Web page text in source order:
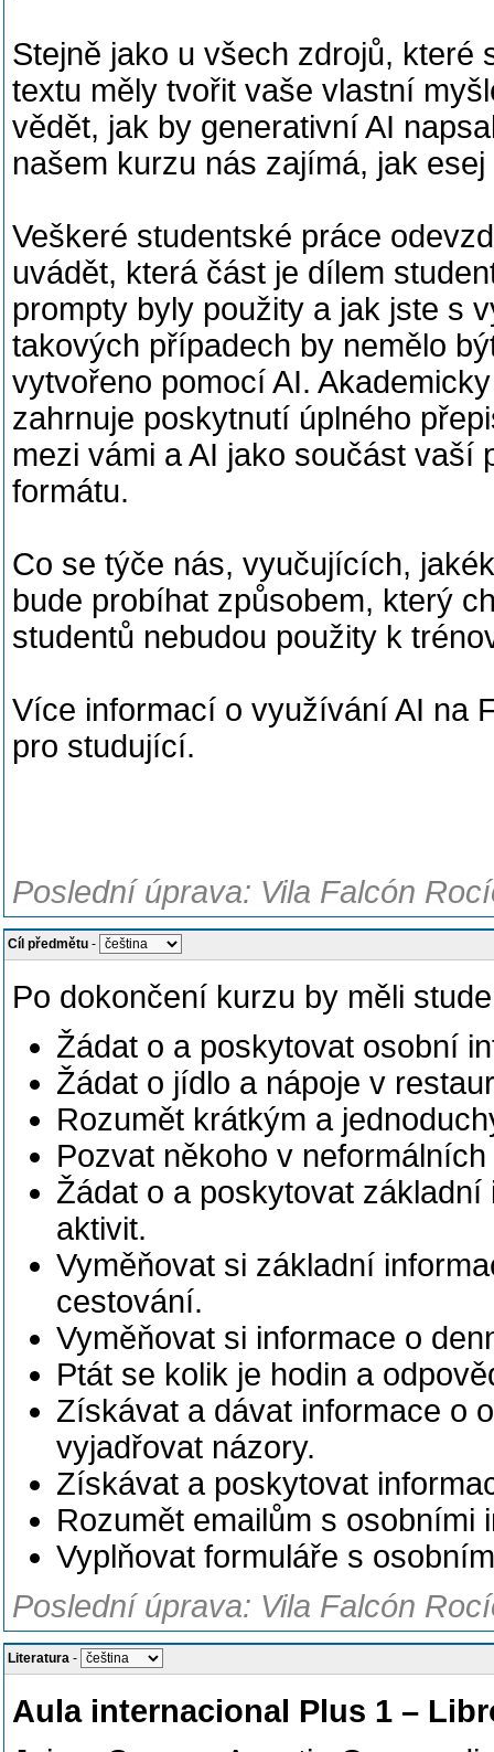
Stejně jako u všech zdrojů,
textu měly tvořit vaše vlastní
vědět, jak by generativní AI
našem kurzu nás zajímá, jak esej
Veškeré studentské práce
uvádět, která část je dílem
prompty byly použity a jak jste s
takových případech by nemělo
vytvořeno pomocí AI.
zahrnuje poskytnutí úplného
mezi vámi a AI jako součást
formátu.
Co se týče nás, vyučujících,
bude probíhat způsobem, který
studentů nebudou použity k
Více informací o využívání AI na
pro studující.
Poslední úprava: Vila Falcón
Cíl předmětu -
Po dokončení kurzu by měli
Žádat o a poskytovat osobní
Žádat o jídlo a nápoje v
Rozumět krátkým a
Pozvat někoho v
Žádat o a poskytovat
aktivit.
Vyměňovat si základní
cestování.
Vyměňovat si informace o
Ptát se kolik je hodin a
Získávat a dávat informace o
vyjadřovat názory.
Získávat a poskytovat
Rozumět emailům s osobními
Vyplňovat formuláře s
Poslední úprava: Vila Falcón
Literatura -
Aula internacional Plus 1 –